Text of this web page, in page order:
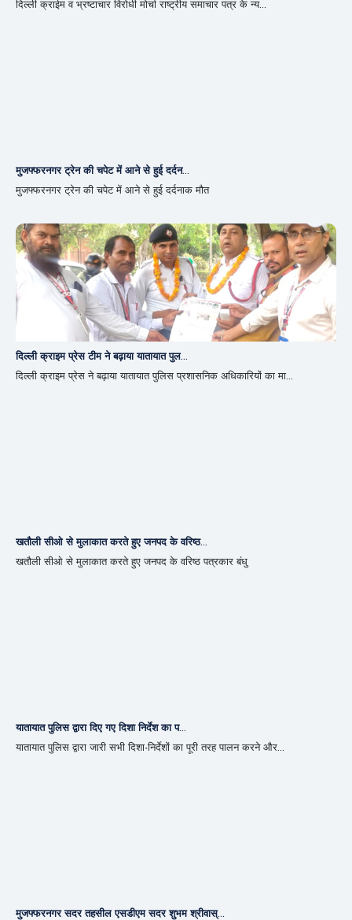
दिल्ली क्राईम व भ्रष्टाचार विरोधी मोर्चा राष्ट्रीय समाचार पत्र के न्य...
मुजफ्फरनगर ट्रेन की चपेट में आने से हुई दर्दन...
मुजफ्फरनगर ट्रेन की चपेट में आने से हुई दर्दनाक मौत
दिल्ली क्राइम प्रेस टीम ने बढ़ाया यातायात पुल...
दिल्ली क्राइम प्रेस ने बढ़ाया यातायात पुलिस प्रशासनिक अधिकारियों का मा...
खतौली सीओ से मुलाकात करते हुए जनपद के वरिष्ठ...
खतौली सीओ से मुलाकात करते हुए जनपद के वरिष्ठ पत्रकार बंधु
यातायात पुलिस द्वारा दिए गए दिशा निर्देश का प...
यातायात पुलिस द्वारा जारी सभी दिशा-निर्देशों का पूरी तरह पालन करने और...
मुजफ्फरनगर सदर तहसील एसडीएम सदर शुभम श्रीवास्...